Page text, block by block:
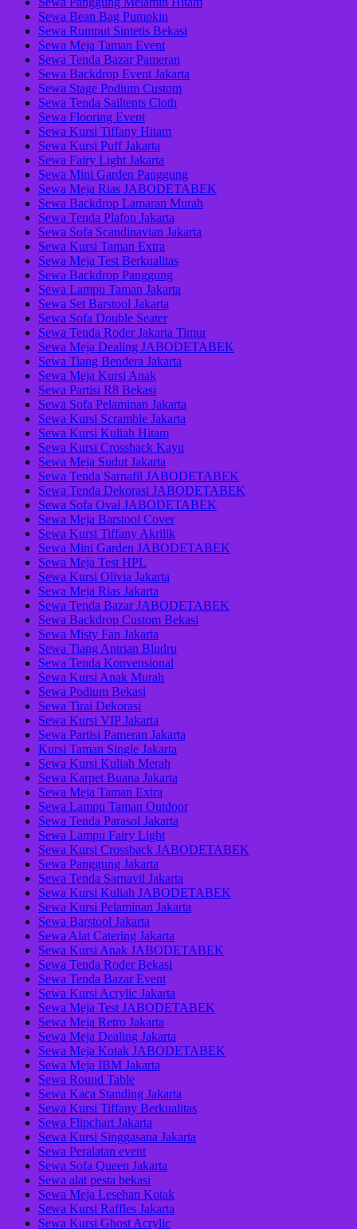
Sewa Bean Bag Pumpkin
Sewa Rumput Sintetis Bekasi
Sewa Meja Taman Event
Sewa Tenda Bazar Pameran
Sewa Backdrop Event Jakarta
Sewa Stage Podium Custom
Sewa Tenda Sailtents Cloth
Sewa Flooring Event
Sewa Kursi Tiffany Hitam
Sewa Kursi Puff Jakarta
Sewa Fairy Light Jakarta
Sewa Mini Garden Panggung
Sewa Meja Rias JABODETABEK
Sewa Backdrop Lamaran Murah
Sewa Tenda Plafon Jakarta
Sewa Sofa Scandinavian Jakarta
Sewa Kursi Taman Extra
Sewa Meja Test Berkualitas
Sewa Backdrop Panggung
Sewa Lampu Taman Jakarta
Sewa Set Barstool Jakarta
Sewa Sofa Double Seater
Sewa Tenda Roder Jakarta Timur
Sewa Meja Dealing JABODETABEK
Sewa Tiang Bendera Jakarta
Sewa Meja Kursi Anak
Sewa Partisi R8 Bekasi
Sewa Sofa Pelaminan Jakarta
Sewa Kursi Scramble Jakarta
Sewa Kursi Kuliah Hitam
Sewa Kursi Crossback Kayu
Sewa Meja Sudut Jakarta
Sewa Tenda Sarnafil JABODETABEK
Sewa Tenda Dekorasi JABODETABEK
Sewa Sofa Oval JABODETABEK
Sewa Meja Barstool Cover
Sewa Kursi Tiffany Akrilik
Sewa Mini Garden JABODETABEK
Sewa Meja Test HPL
Sewa Kursi Olivia Jakarta
Sewa Meja Rias Jakarta
Sewa Tenda Bazar JABODETABEK
Sewa Backdrop Custom Bekasi
Sewa Misty Fan Jakarta
Sewa Tiang Antrian Bludru
Sewa Tenda Konvensional
Sewa Kursi Anak Murah
Sewa Podium Bekasi
Sewa Tirai Dekorasi
Sewa Kursi VIP Jakarta
Sewa Partisi Pameran Jakarta
Kursi Taman Single Jakarta
Sewa Kursi Kuliah Merah
Sewa Karpet Buana Jakarta
Sewa Meja Taman Extra
Sewa Lampu Taman Outdoor
Sewa Tenda Parasol Jakarta
Sewa Lampu Fairy Light
Sewa Kursi Crossback JABODETABEK
Sewa Panggung Jakarta
Sewa Tenda Sarnavil Jakarta
Sewa Kursi Kuliah JABODETABEK
Sewa Kursi Pelaminan Jakarta
Sewa Barstool Jakarta
Sewa Alat Catering Jakarta
Sewa Kursi Anak JABODETABEK
Sewa Tenda Roder Bekasi
Sewa Tenda Bazar Event
Sewa Kursi Acrylic Jakarta
Sewa Meja Test JABODETABEK
Sewa Meja Retro Jakarta
Sewa Meja Dealing Jakarta
Sewa Meja Kotak JABODETABEK
Sewa Meja IBM Jakarta
Sewa Round Table
Sewa Kaca Standing Jakarta
Sewa Kursi Tiffany Berkualitas
Sewa Flipchart Jakarta
Sewa Kursi Singgasana Jakarta
Sewa Peralatan event
Sewa Sofa Queen Jakarta
Sewa alat pesta bekasi
Sewa Meja Lesehan Kotak
Sewa Kursi Raffles Jakarta
Sewa Kursi Ghost Acrylic